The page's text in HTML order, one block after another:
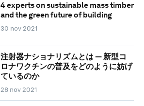
4 experts on sustainable mass timber
and the green future of building
30 nov 2021
注射器ナショナリズムとは ― 新型コ
ロナワクチンの普及をどのように妨げ
ているのか
28 nov 2021